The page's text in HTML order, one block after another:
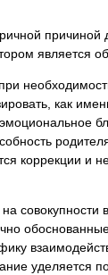
экспертиза
экспертиза
экспертиза
создания
является
как
коррекции и
уделяется